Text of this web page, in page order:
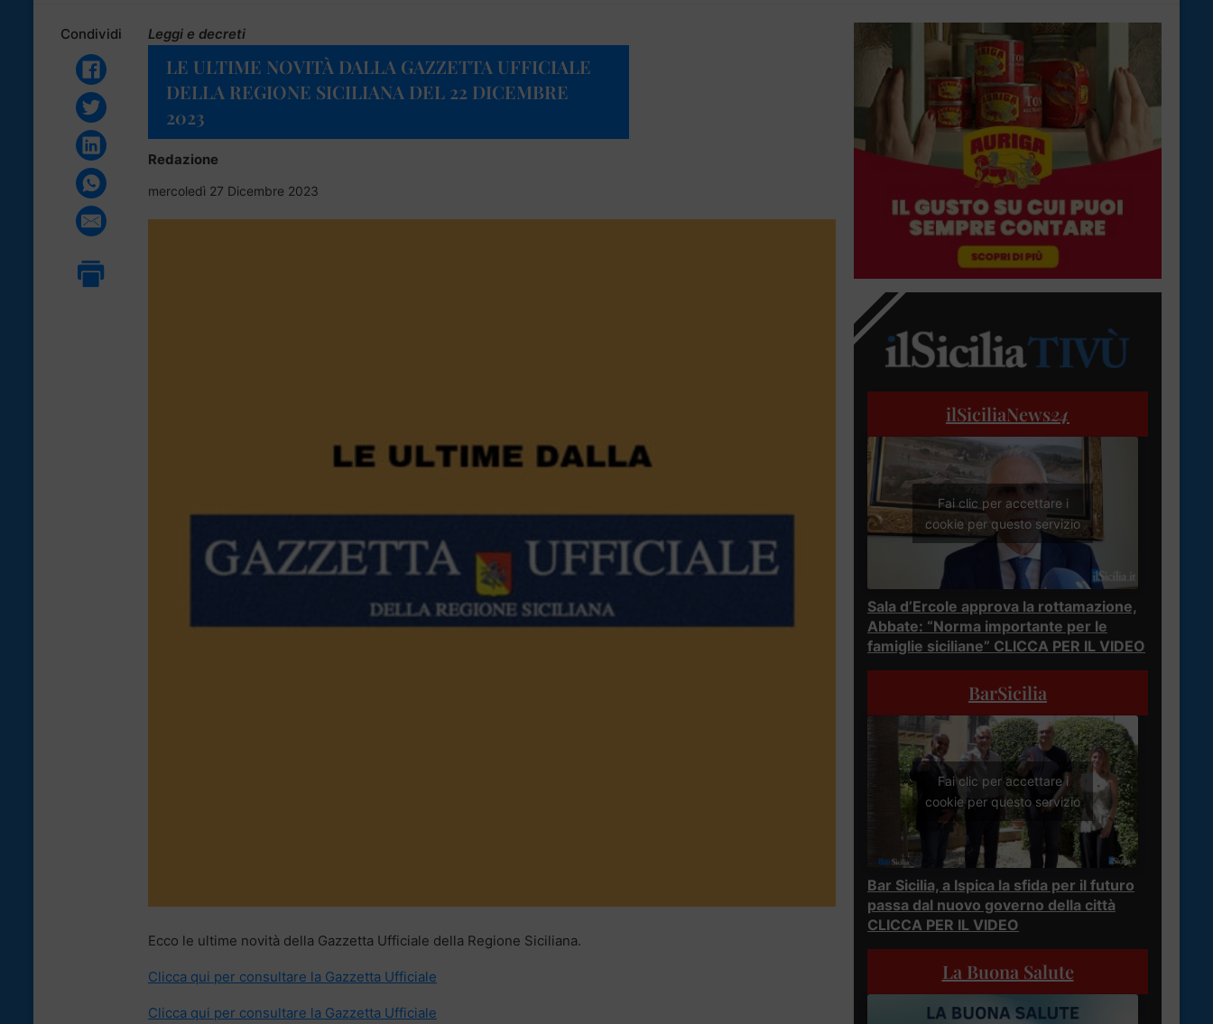
Condividi Leggi e decreti
LE ULTIME NOVITÀ DALLA GAZZETTA UFFICIALE
DELLA REGIONE SICILIANA DEL 22 DICEMBRE
2023
Redazione
mercoledì 27 Dicembre 2023
Ecco le ultime novità della Gazzetta Ufficiale della Regione Siciliana.
Clicca qui per consultare la Gazzetta Ufficiale
Clicca qui per consultare la Gazzetta Ufficiale
ilSiciliaNews24
Fai clic per accettare i
cookie per questo servizio
Sala d’Ercole approva la rottamazione,
Abbate: “Norma importante per le
famiglie siciliane” CLICCA PER IL VIDEO
BarSicilia
Fai clic per accettare i
cookie per questo servizio
Bar Sicilia, a Ispica la sfida per il futuro
passa dal nuovo governo della città
CLICCA PER IL VIDEO
La Buona Salute